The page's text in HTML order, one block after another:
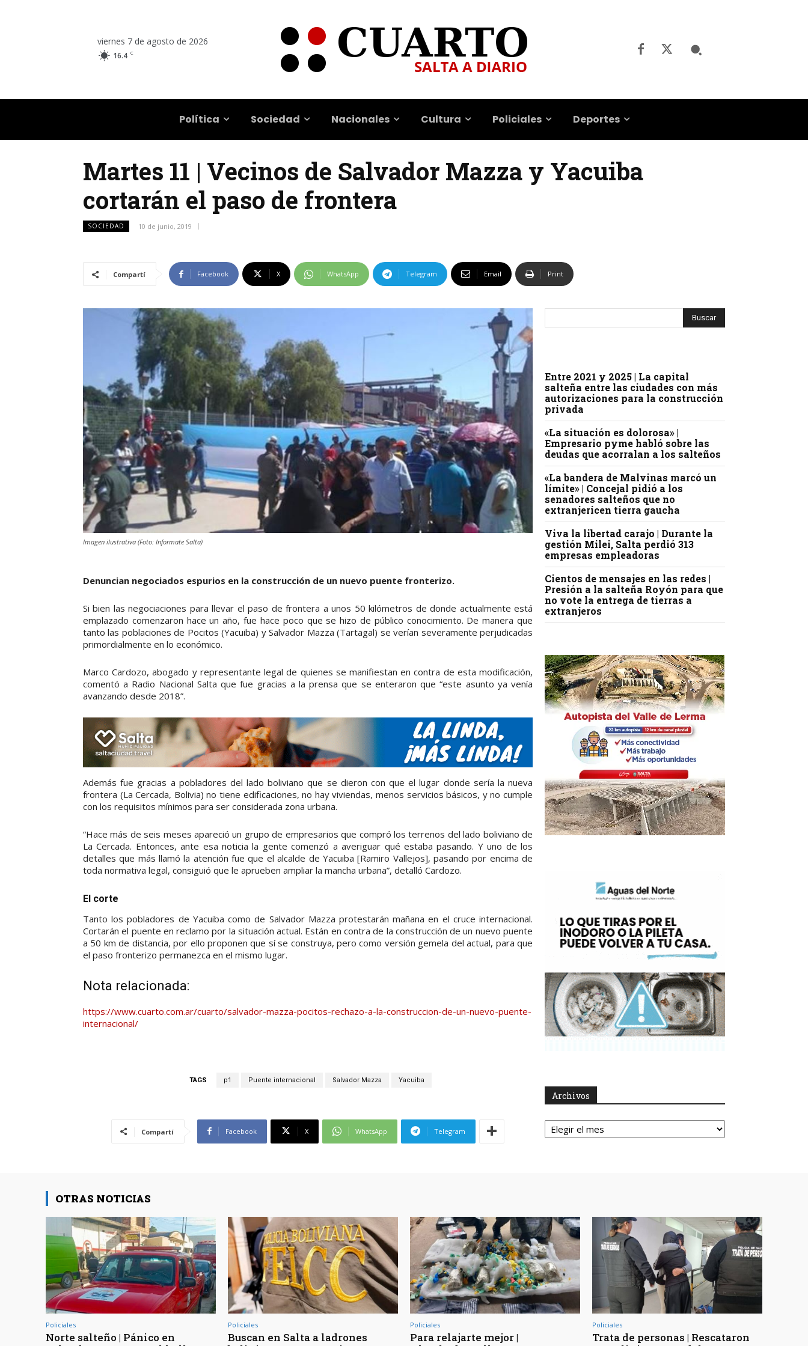
viernes 7 de agosto de 2026
16.4 C
Política Sociedad Nacionales Cultura Policiales Deportes
Martes 11 | Vecinos de Salvador Mazza y Yacuiba
cortarán el paso de frontera
SOCIEDAD 10 de junio, 2019
Compartí Facebook X WhatsApp Telegram Email Print
Imagen ilustrativa (Foto: Informate Salta)
Denuncian negociados espurios en la construcción de un nuevo puente fronterizo.
Si bien las negociaciones para llevar el paso de frontera a unos 50 kilómetros de donde actualmente está
emplazado comenzaron hace un año, fue hace poco que se hizo de público conocimiento. De manera que
tanto las poblaciones de Pocitos (Yacuiba) y Salvador Mazza (Tartagal) se verían severamente perjudicadas
primordialmente en lo económico.
Marco Cardozo, abogado y representante legal de quienes se manifiestan en contra de esta modificación,
comentó a Radio Nacional Salta que fue gracias a la prensa que se enteraron que “este asunto ya venía
avanzando desde 2018”.
Además fue gracias a pobladores del lado boliviano que se dieron con que el lugar donde sería la nueva
frontera (La Cercada, Bolivia) no tiene edificaciones, no hay viviendas, menos servicios básicos, y no cumple
con los requisitos mínimos para ser considerada zona urbana.
“Hace más de seis meses apareció un grupo de empresarios que compró los terrenos del lado boliviano de
La Cercada. Entonces, ante esa noticia la gente comenzó a averiguar qué estaba pasando. Y uno de los
detalles que más llamó la atención fue que el alcalde de Yacuiba [Ramiro Vallejos], pasando por encima de
toda normativa legal, consiguió que le aprueben ampliar la mancha urbana”, detalló Cardozo.
El corte
Tanto los pobladores de Yacuiba como de Salvador Mazza protestarán mañana en el cruce internacional.
Cortarán el puente en reclamo por la situación actual. Están en contra de la construcción de un nuevo puente
a 50 km de distancia, por ello proponen que sí se construya, pero como versión gemela del actual, para que
el paso fronterizo permanezca en el mismo lugar.
Nota relacionada:
https://www.cuarto.com.ar/cuarto/salvador-mazza-pocitos-rechazo-a-la-construccion-de-un-nuevo-puente-
internacional/
TAGS p1 Puente internacional Salvador Mazza Yacuiba
Compartí Facebook X WhatsApp Telegram
Entre 2021 y 2025 | La capital
salteña entre las ciudades con más
autorizaciones para la construcción
privada
«La situación es dolorosa» |
Empresario pyme habló sobre las
deudas que acorralan a los salteños
«La bandera de Malvinas marcó un
límite» | Concejal pidió a los
senadores salteños que no
extranjericen tierra gaucha
Viva la libertad carajo | Durante la
gestión Milei, Salta perdió 313
empresas empleadoras
Cientos de mensajes en las redes |
Presión a la salteña Royón para que
no vote la entrega de tierras a
extranjeros
Archivos
Archivos
OTRAS NOTICIAS
Policiales
Norte salteño | Pánico en
Policiales
Buscan en Salta a ladrones
Policiales
Para relajarte mejor |
Policiales
Trata de personas | Rescataron